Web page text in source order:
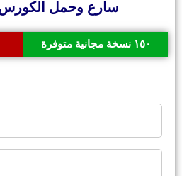
سارع وحمل الكورس
١٥٠ نسخة مجانية متوفرة